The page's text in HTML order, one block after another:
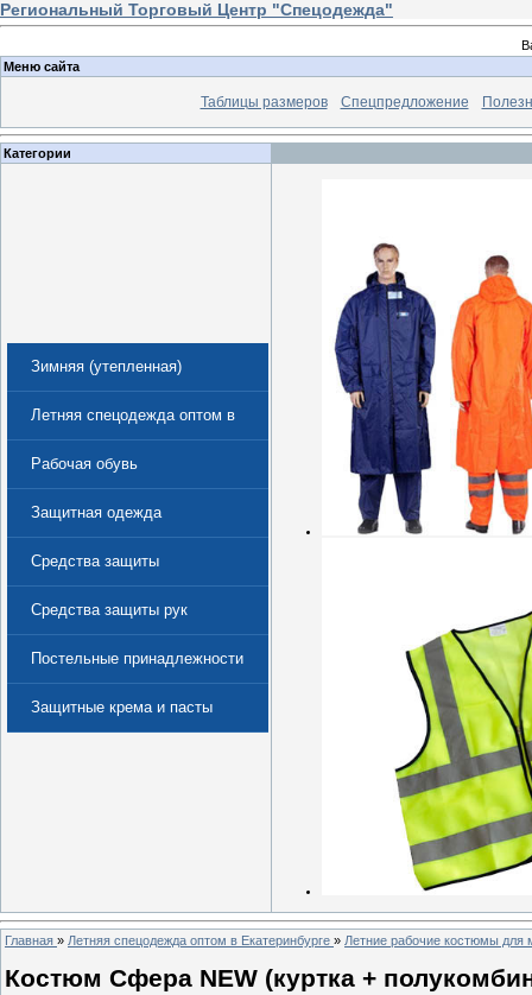
Региональный Торговый Центр "Спецодежда"
Меню сайта
Таблицы размеров Спецпредложение
Категории
Зимняя (утепленная)
спецодежда
Летняя спецодежда оптом в
Екатеринбурге
Рабочая обувь
Защитная одежда
Средства защиты
Средства защиты рук
Постельные принадлежности
Защитные крема и пасты
Главная » Летняя спецодежда оптом в Екатеринбурге » Летние рабочие костюмы для
Костюм Сфера NEW (куртка +